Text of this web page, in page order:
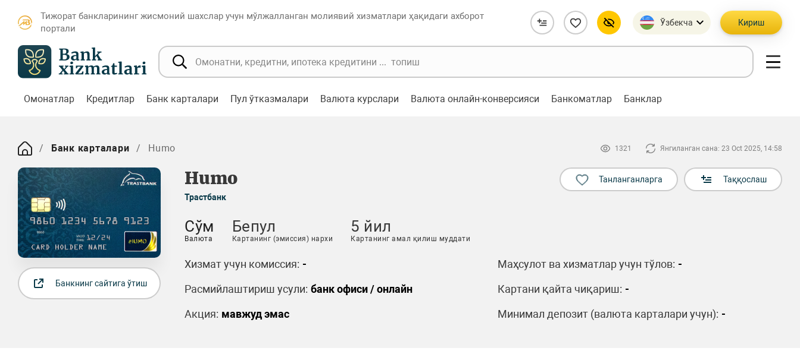
Тижорат банкларининг жисмоний шахслар учун мўлжалланган молиявий хизматлари ҳақидаги ахборот
портали
Ўзбекча Кириш
Омонатлар Кредитлар Банк карталари Пул ўтказмалари Валюта курслари Валюта онлайн-конверсияси Банкоматлар Банклар
Банк карталари Humo 1321 Янгиланган сана: 23 Oct 2025, 14:58
Humo
Трастбанк
Танланганларга Таққослаш
Банкнинг сайтига ўтиш
Сўм
Валюта
Бепул
Картанинг (эмиссия) нархи
5 йил
Картанинг амал қилиш муддати
Хизмат учун комиссия: - Маҳсулот ва хизматлар учун тўлов: -
Расмийлаштириш усули: банк офиси / онлайн Картани қайта чиқариш: -
Акция: мавжуд эмас Минимал депозит (валюта карталари учун): -